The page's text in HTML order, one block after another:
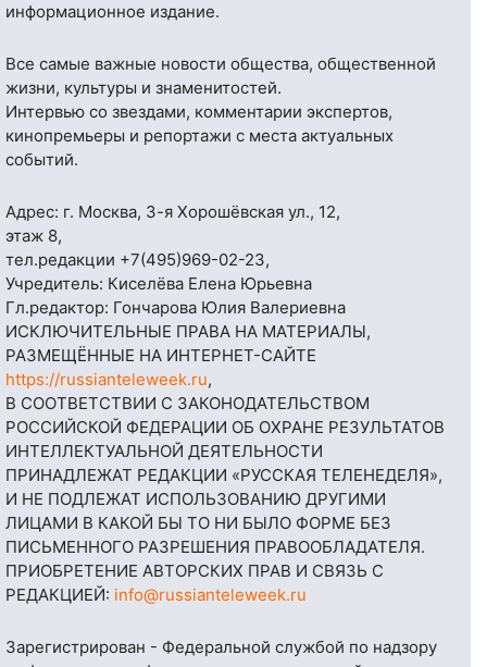
информационное издание.
Все самые важные новости общества, общественной
жизни, культуры и знаменитостей.
Интервью со звездами, комментарии экспертов,
кинопремьеры и репортажи с места актуальных
событий.
Адрес: г. Москва, 3-я Хорошёвская ул., 12,
этаж 8,
тел.редакции +7(495)969-02-23,
Учредитель: Киселёва Елена Юрьевна
Гл.редактор: Гончарова Юлия Валериевна
ИСКЛЮЧИТЕЛЬНЫЕ ПРАВА НА МАТЕРИАЛЫ,
РАЗМЕЩЁННЫЕ НА ИНТЕРНЕТ-САЙТЕ
https://russianteleweek.ru,
В СООТВЕТСТВИИ С ЗАКОНОДАТЕЛЬСТВОМ
РОССИЙСКОЙ ФЕДЕРАЦИИ ОБ ОХРАНЕ РЕЗУЛЬТАТОВ
ИНТЕЛЛЕКТУАЛЬНОЙ ДЕЯТЕЛЬНОСТИ
ПРИНАДЛЕЖАТ РЕДАКЦИИ «РУССКАЯ ТЕЛЕНЕДЕЛЯ»,
И НЕ ПОДЛЕЖАТ ИСПОЛЬЗОВАНИЮ ДРУГИМИ
ЛИЦАМИ В КАКОЙ БЫ ТО НИ БЫЛО ФОРМЕ БЕЗ
ПИСЬМЕННОГО РАЗРЕШЕНИЯ ПРАВООБЛАДАТЕЛЯ.
ПРИОБРЕТЕНИЕ АВТОРСКИХ ПРАВ И СВЯЗЬ С
РЕДАКЦИЕЙ: info@russianteleweek.ru
Зарегистрирован - Федеральной службой по надзору